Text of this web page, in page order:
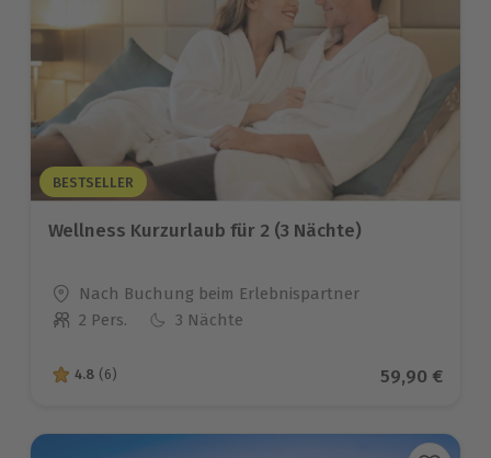
BESTSELLER
Wellness Kurzurlaub für 2 (3 Nächte)
Standort
Nach Buchung beim Erlebnispartner
Anzahl der Teilnehmer
2 Pers. 3 Nächte
4.8 von 5 Sternen basierend auf 6 Bewertungen
4.8 (6) Aktueller
59,90 €